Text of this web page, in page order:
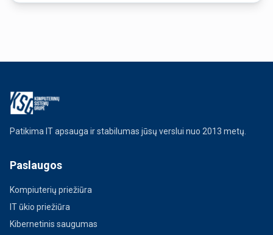
Patikima IT apsauga ir stabilumas jūsų verslui nuo 2013 metų.
Paslaugos
Kompiuterių priežiūra
IT ūkio priežiūra
Kibernetinis saugumas